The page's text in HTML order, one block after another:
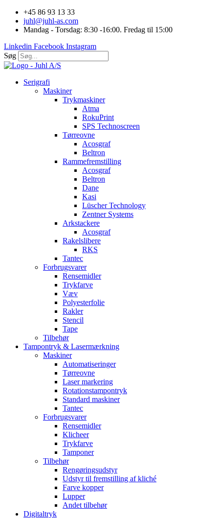
Videre
indhold
+45 86 93 13 33
juhl@juhl-as.com
Mandag - Torsdag: 8:30 -16:00. Fredag til 15:00
Linkedin Facebook Instagram
Søg
Serigrafi
Maskiner
Trykmaskiner
Atma
RokuPrint
SPS Technoscreen
Tørreovne
Acosgraf
Beltron
Rammefremstilling
Acosgraf
Beltron
Dane
Kasi
Lüscher Technology
Zentner Systems
Arkstackere
Acosgraf
Rakelslibere
RKS
Tantec
Forbrugsvarer
Rensemidler
Trykfarve
Væv
Polyesterfolie
Rakler
Stencil
Tape
Tilbehør
Tampontryk & Lasermærkning
Maskiner
Automatiseringer
Tørreovne
Laser markering
Rotationstampontryk
Standard maskiner
Tantec
Forbrugsvarer
Rensemidler
Klicheer
Trykfarve
Tamponer
Tilbehør
Rengøringsudstyr
Udstyr til fremstilling af kliché
Farve kopper
Lupper
Andet tilbehør
Digitaltryk